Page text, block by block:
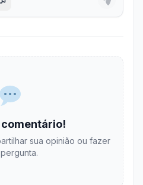
comentário!
sua opinião ou fazer